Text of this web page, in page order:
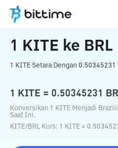
Beranda Konverter Kripto
1 KITE ke BRL
1 KITE Setara Dengan
1 KITE = 0.50345231
Konversikan 1 KITE Menjadi
Saat Ini.
KITE/BRL Kurs: 1 KITE =